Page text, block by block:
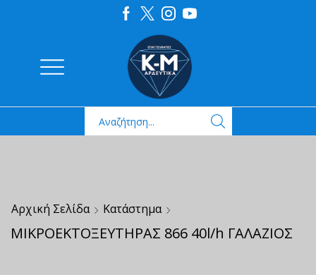
Αρχική Σελίδα Κατάστημα
ΜΙΚΡΟΕΚΤΟΞΕΥΤΗΡΑΣ 866 40l/h ΓΑΛΑΖΙΟΣ